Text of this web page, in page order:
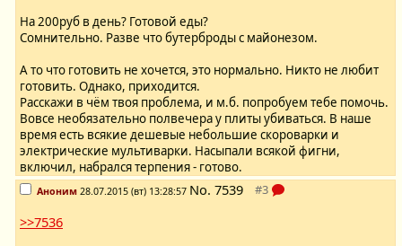
На 200руб в день? Готовой еды?
Сомнительно. Разве что бутерброды с майонезом.
А то что готовить не хочется, это нормально. Никто не любит
готовить. Однако, приходится.
Расскажи в чём твоя проблема, и м.б. попробуем тебе помочь.
Вовсе необязательно полвечера у плиты убиваться. В наше
время есть всякие дешевые небольшие скороварки и
электрические мультиварки. Насыпали всякой фигни,
включил, набрался терпения - готово.
Аноним 28.07.2015 (вт) 13:28:57 No. 7539
>>7536